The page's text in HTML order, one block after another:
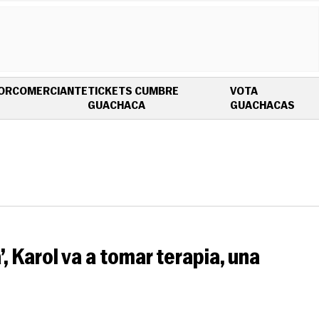
COMERCIANTETICKETS CUMBRE
GUACHACAOPENS IN NEW WINDOW
VOTA
GUACHACAS
Karol va a tomar terapia, una